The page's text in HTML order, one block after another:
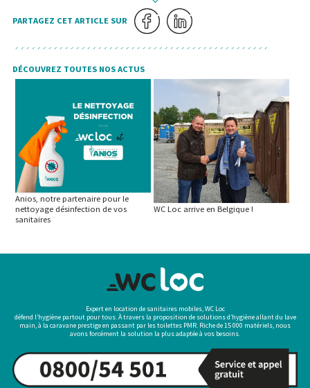
PARTAGEZ CET ARTICLE SUR
DÉCOUVREZ TOUTES NOS ACTUS
Anios, notre partenaire pour le
nettoyage désinfection de vos
sanitaires
WC Loc arrive en Belgique !
Expert en location de sanitaires mobiles, WC Loc
défend l’hygiène partout pour tous. À travers la proposition de solutions d’hygiène allant du lave
main, à la caravane prestige en passant par les toilettes PMR. Riche de 15 000 matériels, nous
avons forcément la solution la plus adaptée à vos besoins.